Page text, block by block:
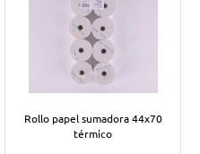
Rollo papel sumadora 44x70
térmico